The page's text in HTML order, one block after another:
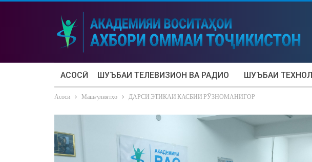
АСОСӢ ШУЪБАИ ТЕЛЕВИЗИОН ВА РАДИО ШУЪБАИ
Асосӣ Машғулиятҳо ДАРСИ ЭТИКАИ КАСБИИ РӮЗНОМАНИГОР